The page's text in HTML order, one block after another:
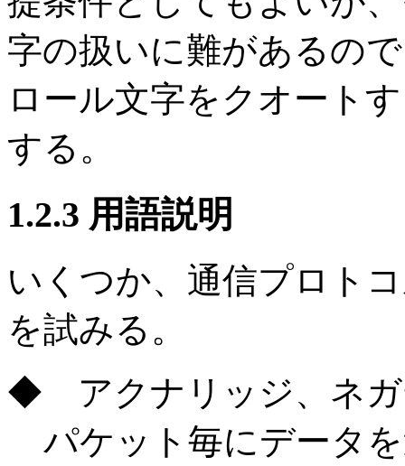
字の扱いに難があるの
ロール文字をクオート
する。
1.2.3 用語説明
いくつか、通信プロト
を試みる。
◆ アクナリッジ、ネガ
パケット毎にデータ